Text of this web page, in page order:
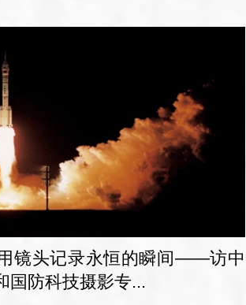
用镜头记录永恒的瞬间——访中
国防科技摄影专...